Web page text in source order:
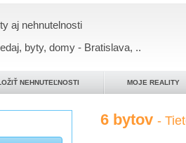
aj nehnutelnosti
byty, domy - Bratislava, ..
NEHNUTEĽNOSTI MOJE REALITY
6 bytov-